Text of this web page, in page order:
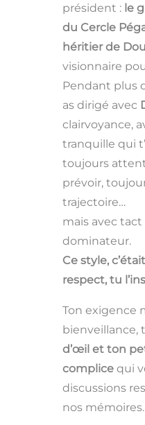
président : le
du Cercle
héritier de
visionnaire
Pendant plus
as dirigé avec
clairvoyance,
tranquille qui
toujours
prévoir,
trajectoire…
mais avec tact
dominateur.
Ce style,
respect, tu
Ton exigence
bienveillance,
d’œil et ton
complicequi
discussions
nos mémoires.